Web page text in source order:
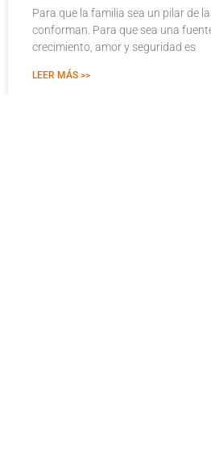
Para que la familia sea un pilar de
conforman. Para que sea una
crecimiento, amor y seguridad es
LEER MÁS >>